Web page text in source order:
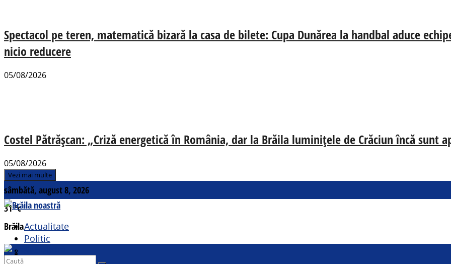
Spectacol pe teren, matematică bizară la casa de bilete: Cupa Dunărea la handbal aduce
nicio reducere
05/08/2026
Costel Pătrășcan: „Criză energetică în România, dar la Brăila luminițele de Crăciun încă sunt
05/08/2026
Vezi mai multe
sâmbătă, august 8, 2026
31°c
Brăila
Contact
Actualitate
Politic